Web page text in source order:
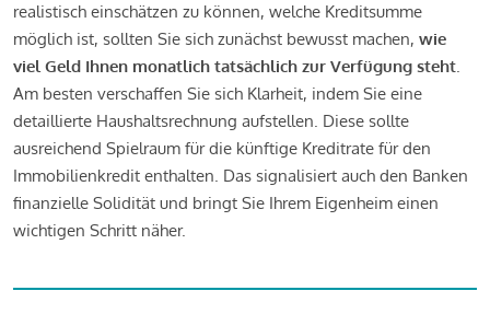
realistisch einschätzen zu können, welche Kreditsumme
möglich ist, sollten Sie sich zunächst bewusst machen, wie
viel Geld Ihnen monatlich tatsächlich zur Verfügung steht.
Am besten verschaffen Sie sich Klarheit, indem Sie eine
detaillierte Haushaltsrechnung aufstellen. Diese sollte
ausreichend Spielraum für die künftige Kreditrate für den
Immobilienkredit enthalten. Das signalisiert auch den Banken
finanzielle Solidität und bringt Sie Ihrem Eigenheim einen
wichtigen Schritt näher.